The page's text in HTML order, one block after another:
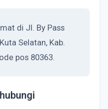
di Jl. By Pass
Selatan, Kab.
pos 80363.